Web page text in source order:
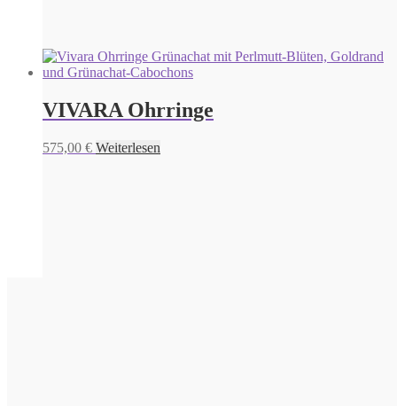
VIVARA Ohrringe
575,00 € Weiterlesen